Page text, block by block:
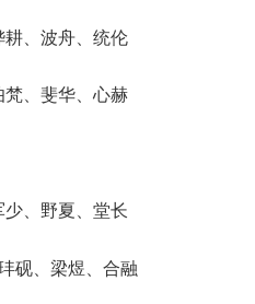
、波舟、统伦
、斐华、心赫
、野夏、堂长
砚、梁煜、合融